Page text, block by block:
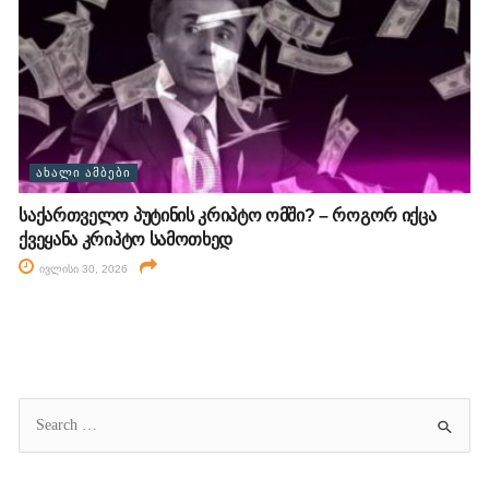
ᲐᲮᲐᲚᲘ ᲐᲛᲑᲔᲑᲘ
საქართველო პუტინის კრიპტო ომში? – როგორ იქცა
ქვეყანა კრიპტო სამოთხედ
ივლისი 30, 2026